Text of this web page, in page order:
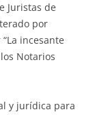
Juristas de
por
incesante
Notarios
y jurídica para